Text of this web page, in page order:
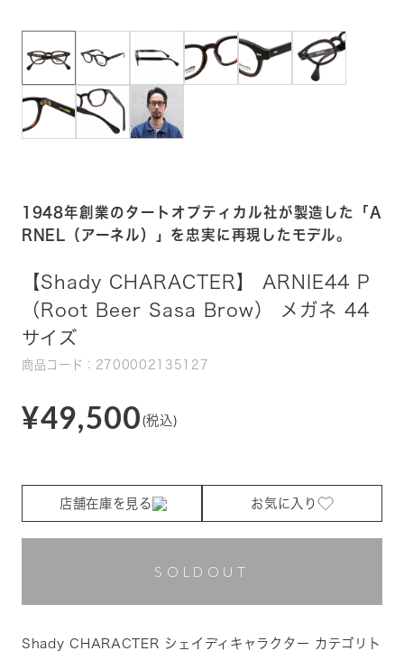
1948年創業のタートオプティカル社が製造した「A
RNEL（アーネル）」を忠実に再現したモデル。
【Shady CHARACTER】 ARNIE44 P
（Root Beer Sasa Brow） メガネ 44
サイズ
商品コード：2700002135127
¥49,500 (税込)
店舗在庫を見る お気に入り
SOLDOUT
Shady CHARACTER シェイディキャラクター カテゴリト